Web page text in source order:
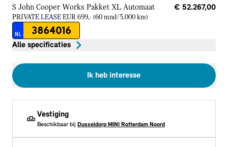
S John Cooper Works Pakket XL Automaat € 52.267,00
PRIVATE LEASE EUR 699,- (60 mnd/5.000 km)
NL 3864016
Alle specificaties
Ik heb interesse
Vestiging
Beschikbaar bij Dusseldorp MINI Rotterdam Noord